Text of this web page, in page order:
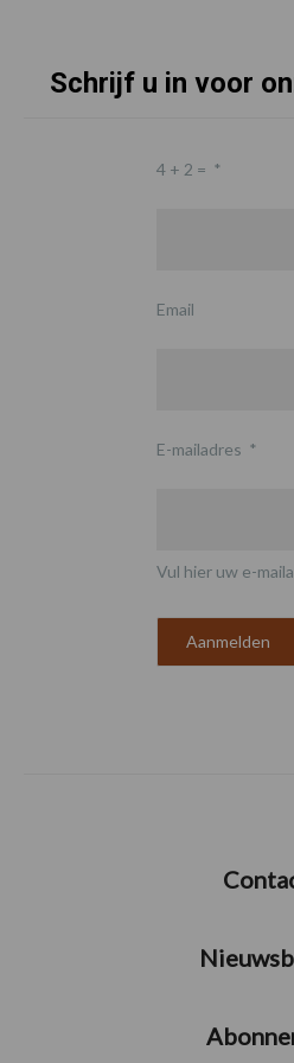
Schrijf u in voor
4 + 2 = *
Email
E-mailadres *
Vul hier uw e-